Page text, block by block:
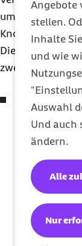
Angebote
stellen.
Inhalte
und wie
Auswahl
Und auch
ändern.
Nur
Alle
um
Die
zwei Dinge
Wir halten
kann der
bilden.
die
können
Körper